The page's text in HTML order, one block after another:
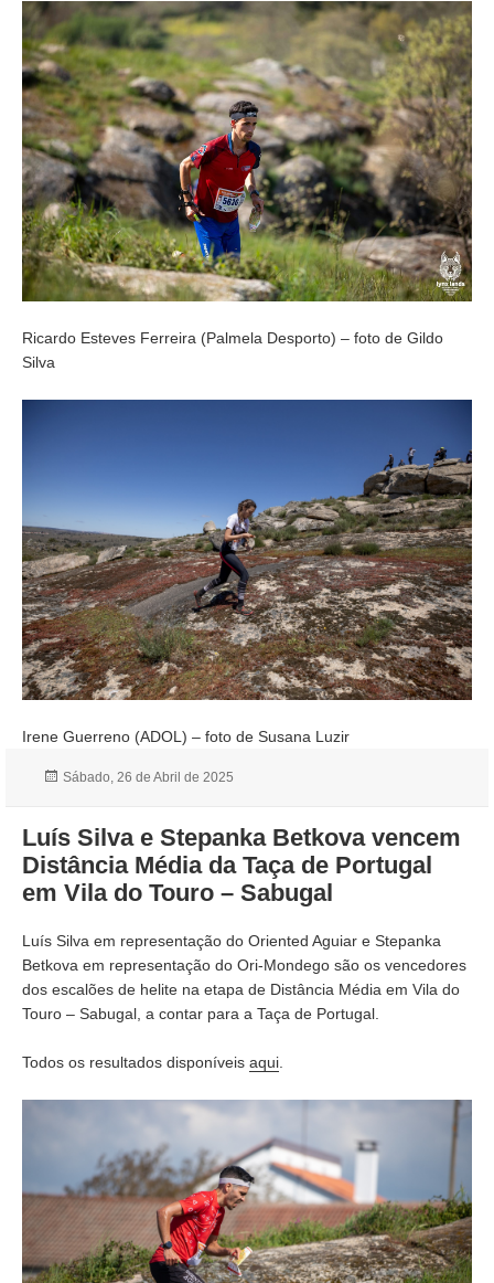
Ricardo Esteves Ferreira (Palmela Desporto) – foto de Gildo
Silva
Irene Guerreno (ADOL) – foto de Susana Luzir
Publicado
Sábado, 26 de Abril de 2025
Luís Silva e Stepanka Betkova vencem
Distância Média da Taça de Portugal
em Vila do Touro – Sabugal
Luís Silva em representação do Oriented Aguiar e Stepanka
Betkova em representação do Ori-Mondego são os vencedores
dos escalões de helite na etapa de Distância Média em Vila do
Touro – Sabugal, a contar para a Taça de Portugal.
Todos os resultados disponíveis aqui.